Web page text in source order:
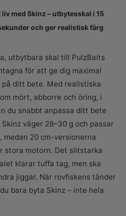
med Skinz – utbytesskal i 15
och ger realistisk färg
utbytbara skal till PulzBaits
för att ge dig maximal
ditt bete. Med realistiska
mört, abborre och öring, i
du snabbt anpassa ditt bete
väger 28–30 g och passar
20 cm-versionerna
stora motorn. Det slitstarka
klarar tuffa tag, men ska
jiggar. När rovfiskens tänder
bara byta Skinz – inte hela